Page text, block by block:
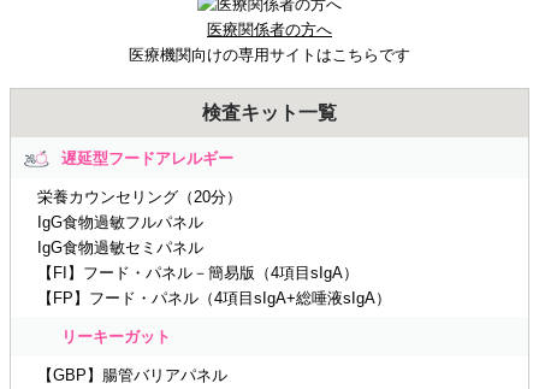
医療関係者の方へ
医療機関向けの専用サイトはこちらです
検査キット一覧
遅延型フードアレルギー
栄養カウンセリング（20分）
IgG食物過敏フルパネル
IgG食物過敏セミパネル
【FI】フード・パネル－簡易版（4項目sIgA）
【FP】フード・パネル（4項目sIgA+総唾液sIgA）
リーキーガット
【GBP】腸管バリアパネル